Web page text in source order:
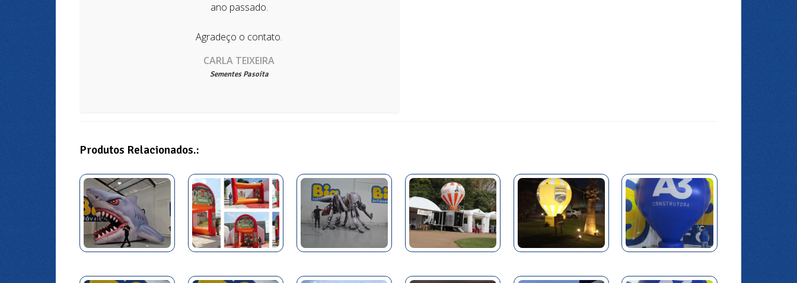
ano passado.
Agradeço o contato.
CARLA TEIXEIRA
Sementes Pasoíta
Produtos Relacionados.: